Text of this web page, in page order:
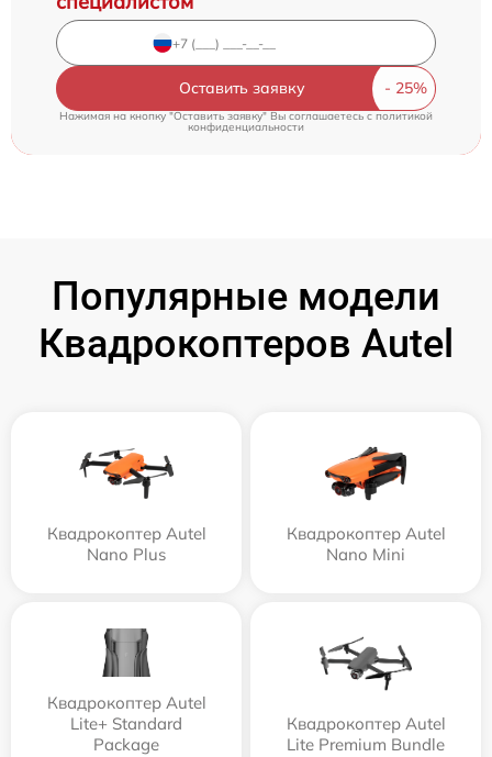
Оставить заявку
Нажимая на кнопку "Оставить заявку" Вы соглашаетесь c политикой
конфиденциальности
Популярные модели
Квадрокоптеров Autel
Квадрокоптер Autel
Nano Plus
Квадрокоптер Autel
Nano Mini
Квадрокоптер Autel
Lite+ Standard
Package
Квадрокоптер Autel
Lite Premium Bundle